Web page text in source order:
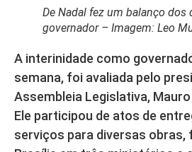
De Nadal fez um balanço dos
governador – Imagem: Leo
A interinidade como
semana, foi avaliada pelo
Assembleia Legislativa, Mauro
Ele participou de atos de
serviços para diversas